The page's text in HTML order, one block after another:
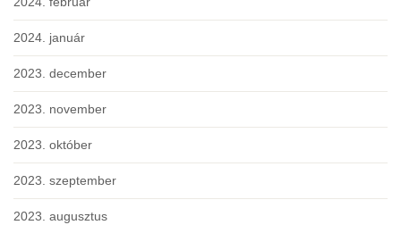
2024. január
2023. december
2023. november
2023. október
2023. szeptember
2023. augusztus